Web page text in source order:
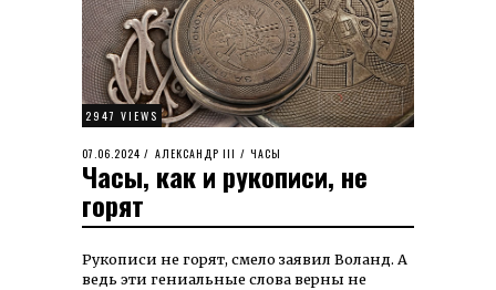
2947 VIEWS
POSTED
ON
07.06.2024 28.12.2025
АЛЕКСАНДР III / ЧАСЫ
Часы, как и рукописи, не
горят
Рукописи не горят, смело заявил Воланд. А
ведь эти гениальные слова верны не